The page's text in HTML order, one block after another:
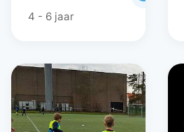
4 - 6 jaar